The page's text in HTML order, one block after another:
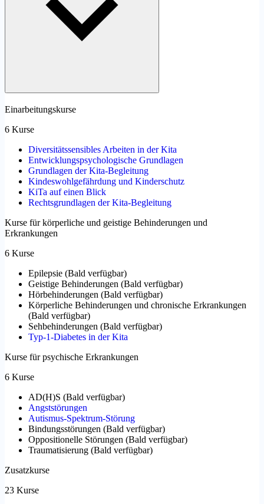
Einarbeitungskurse
6 Kurse
Diversitätssensibles Arbeiten in der Kita
Entwicklungspsychologische Grundlagen
Grundlagen der Kita-Begleitung
Kindeswohlgefährdung und Kinderschutz
KiTa auf einen Blick
Rechtsgrundlagen der Kita-Begleitung
Kurse für körperliche und geistige Behinderungen und
Erkrankungen
6 Kurse
Epilepsie (Bald verfügbar)
Geistige Behinderungen (Bald verfügbar)
Hörbehinderungen (Bald verfügbar)
Körperliche Behinderungen und chronische Erkrankungen
(Bald verfügbar)
Sehbehinderungen (Bald verfügbar)
Typ-1-Diabetes in der Kita
Kurse für psychische Erkrankungen
6 Kurse
AD(H)S (Bald verfügbar)
Angststörungen
Autismus-Spektrum-Störung
Bindungsstörungen (Bald verfügbar)
Oppositionelle Störungen (Bald verfügbar)
Traumatisierung (Bald verfügbar)
Zusatzkurse
23 Kurse